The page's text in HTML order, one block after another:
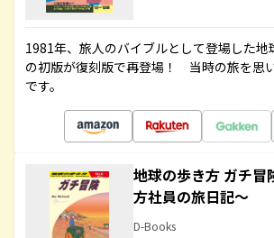
1981年、旅人のバイブルとして登場した地
の初版が復刻版で再登場！ 当時の旅を思
です。
地球の歩き方 ガチ冒
方社員の旅日記～
D-Books